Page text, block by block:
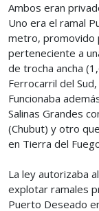
Ambos eran
Uno era el ramal
metro, promovido
perteneciente a
de trocha ancha
Ferrocarril del
Funcionaba
Salinas Grandes
(Chubut) y otro
en Tierra del
La ley autorizaba
explotar ramales
Puerto Deseado